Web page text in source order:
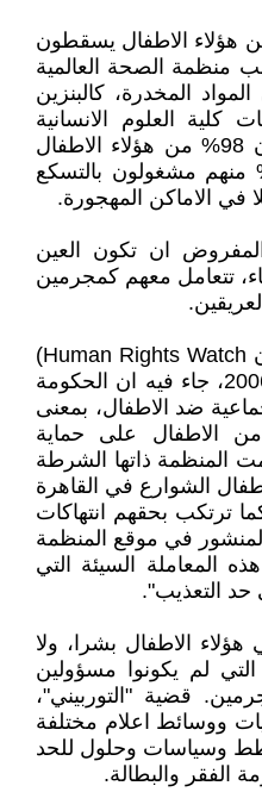
هؤلاء الاطفال يسقطون
منظمة الصحة العالمية
المواد المخدرة، كالبنزين
كلية العلوم الانسانية
والاجتماعية بجامعة القاهرة ان 98% من هؤلاء الاطفال
حفاة القدمين، و96% منهم مشغولون بالتسكع
ان تكون العين
تتعامل معهم كمجرمين
) منظمة مراقبة حقوق الانسان Human Rights Watch)
نشرت تقريرا في 19 شباط 2006، جاء فيه ان الحكومة
ضد الاطفال، بمعنى
الاطفال على حماية
المنظمة ذاتها الشرطة
الشوارع في القاهرة
ترتكب بحقهم انتهاكات
في موقع المنظمة
المعاملة السيئة التي
التعذيب".
الاطفال بشرا، ولا
لم يكونوا مسؤولين
قضية "التوربيني"،
ووسائط اعلام مختلفة
وسياسات وحلول للحد
الفقر والبطالة.